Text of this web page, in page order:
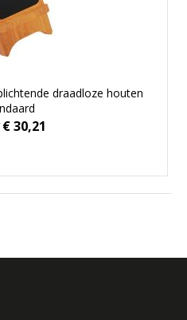
draadloze houten
€ 30,21